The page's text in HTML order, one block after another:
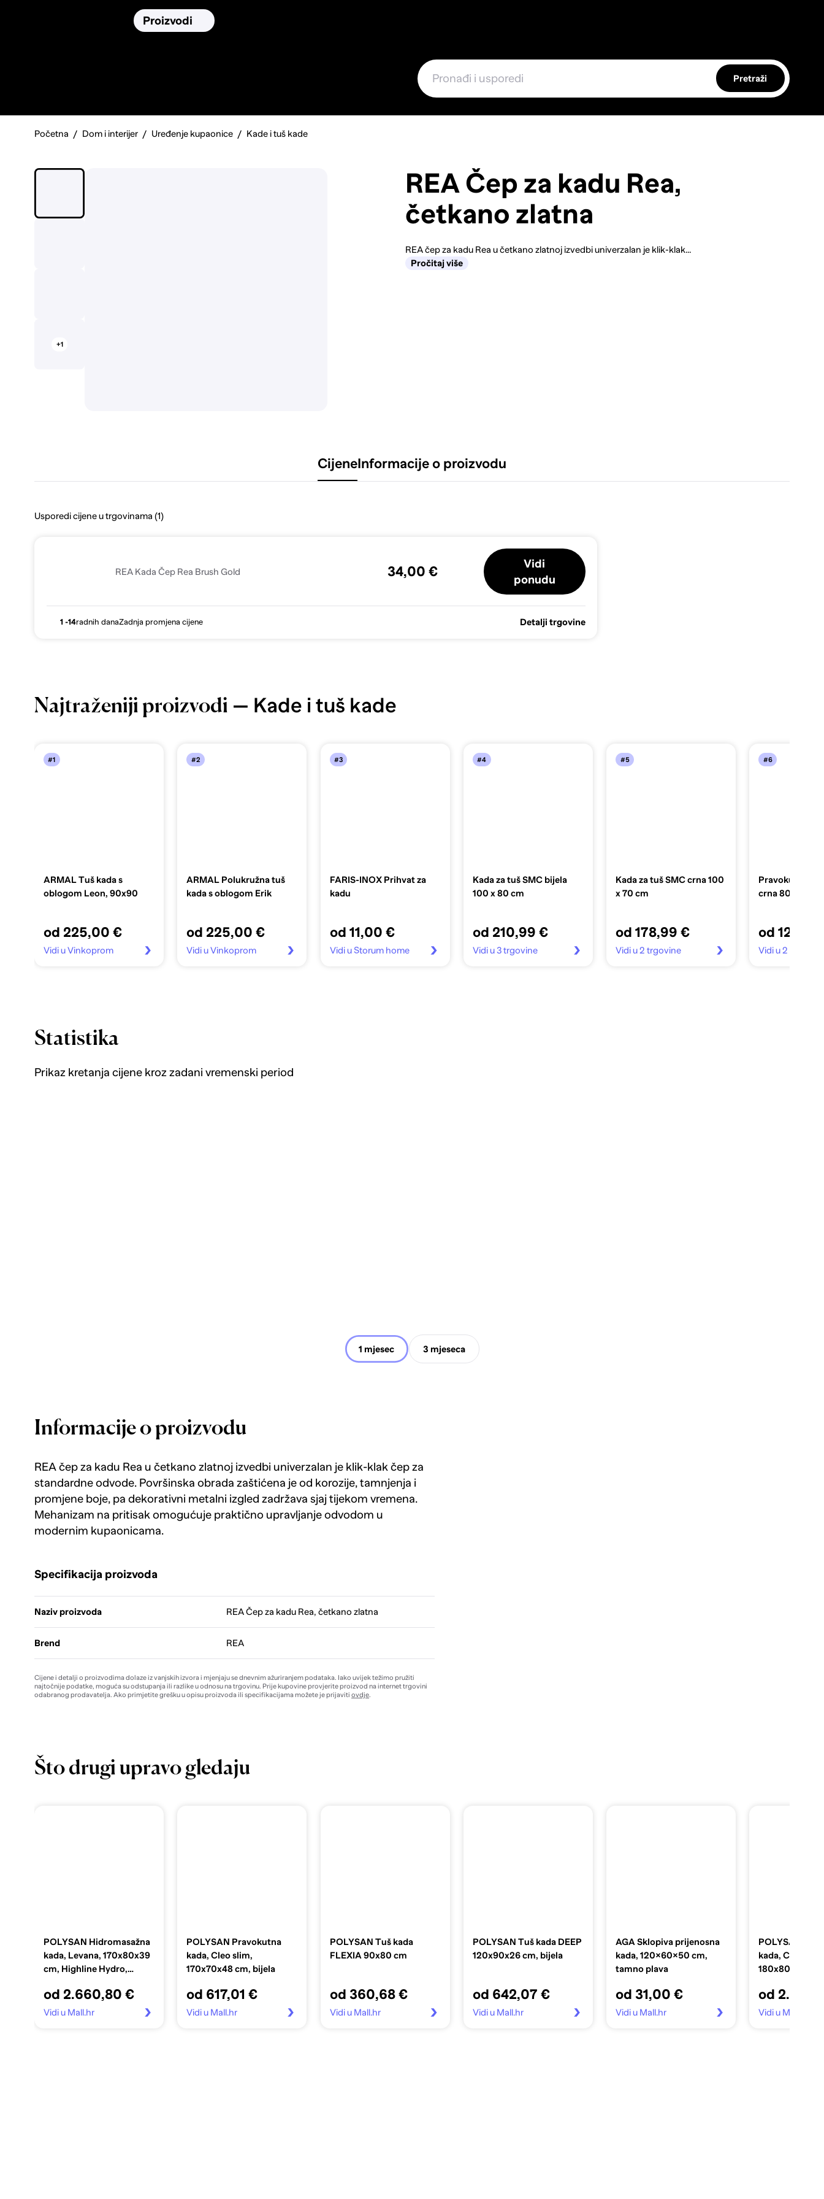
Proizvodi
Pretraži
Početna Dom i interijer Uređenje kupaonice Kade i tuš kade
+1
REA Čep za kadu Rea,
četkano zlatna
REA čep za kadu Rea u četkano zlatnoj izvedbi univerzalan je klik-klak...
Pročitaj više
CijeneInformacije o proizvodu
Usporedi cijene u trgovinama (1)
REA Kada Čep Rea Brush Gold 34,00 €
Vidi
ponudu
1 -14radnih danaZadnja promjena cijene Detalji trgovine
Najtraženiji proizvodi — Kade i tuš kade
#1
ARMAL Tuš kada s
oblogom Leon, 90x90
od 225,00 €
Vidi u Vinkoprom
#2
ARMAL Polukružna tuš
kada s oblogom Erik
od 225,00 €
Vidi u Vinkoprom
#3
FARIS-INOX Prihvat za
kadu
od 11,00 €
Vidi u Storum home
#4
Kada za tuš SMC bijela
100 x 80 cm
od 210,99 €
Vidi u 3 trgovine
#5
Kada za tuš SMC crna 100
x 70 cm
od 178,99 €
Vidi u 2 trgovine
#6
Pravokutna
crna 80 x 110
od 127,99
Vidi u 2 trgovine
Statistika
Prikaz kretanja cijene kroz zadani vremenski period
1 mjesec 3 mjeseca
Informacije o proizvodu
REA čep za kadu Rea u četkano zlatnoj izvedbi univerzalan je klik-klak čep za
standardne odvode. Površinska obrada zaštićena je od korozije, tamnjenja i
promjene boje, pa dekorativni metalni izgled zadržava sjaj tijekom vremena.
Mehanizam na pritisak omogućuje praktično upravljanje odvodom u
modernim kupaonicama.
Specifikacija proizvoda
Naziv proizvoda REA Čep za kadu Rea, četkano zlatna
Brend REA
Cijene i detalji o proizvodima dolaze iz vanjskih izvora i mjenjaju se dnevnim ažuriranjem podataka. Iako uvijek težimo pružiti
najtočnije podatke, moguća su odstupanja ili razlike u odnosu na trgovinu. Prije kupovine provjerite proizvod na internet trgovini
odabranog prodavatelja. Ako primjetite grešku u opisu proizvoda ili specifikacijama možete je prijaviti ovdje.
Što drugi upravo gledaju
POLYSAN Hidromasažna
kada, Levana, 170x80x39
cm, Highline Hydro,
od 2.660,80 €
Vidi u Mall.hr
POLYSAN Pravokutna
kada, Cleo slim,
170x70x48 cm, bijela
od 617,01 €
Vidi u Mall.hr
POLYSAN Tuš kada
FLEXIA 90x80 cm
od 360,68 €
Vidi u Mall.hr
POLYSAN Tuš kada DEEP
120x90x26 cm, bijela
od 642,07 €
Vidi u Mall.hr
AGA Sklopiva prijenosna
kada, 120×60×50 cm,
tamno plava
od 31,00 €
Vidi u Mall.hr
POLYSAN
kada, Cascata
180x80x60
od
Vidi u Mall.hr